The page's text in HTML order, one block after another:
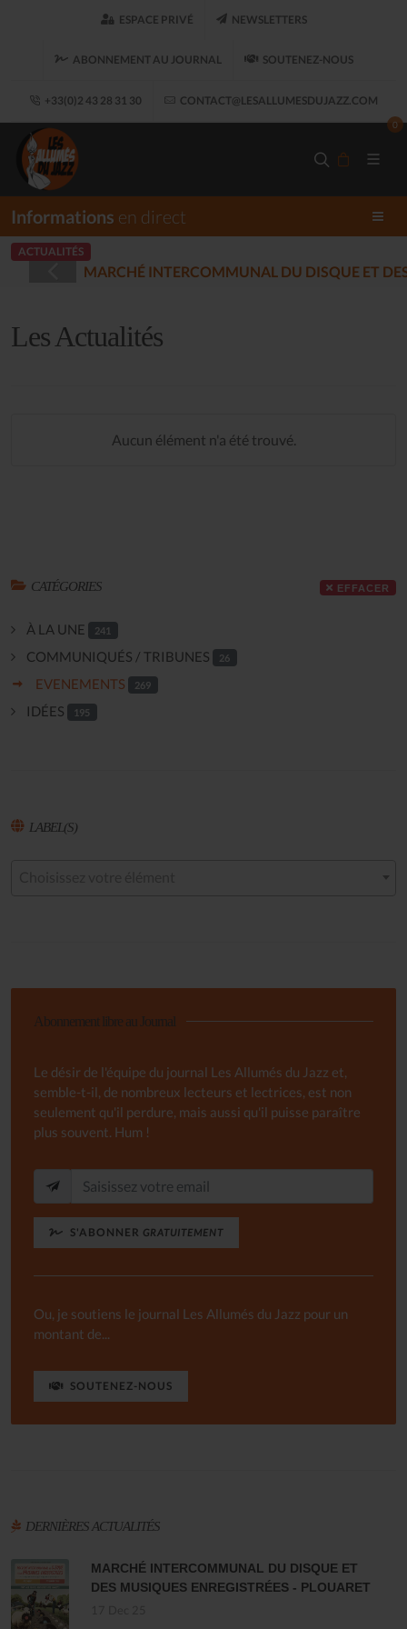
ESPACE PRIVÉ NEWSLETTERS
ABONNEMENT AU JOURNAL SOUTENEZ-NOUS
+33(0)2 43 28 31 30 CONTACT@LESALLUMESDUJAZZ.COM
0
Informations en direct
ACTUALITÉS
- PLOUARET (2025-12-17)
Les Actualités
Aucun élément n'a été trouvé.
CATÉGORIES EFFACER
À LA UNE 241
COMMUNIQUÉS / TRIBUNES 26
EVENEMENTS 269
IDÉES 195
LABEL(S)
Abonnement libre au Journal
Le désir de l'équipe du journal Les Allumés du Jazz et,
semble-t-il, de nombreux lecteurs et lectrices, est non
seulement qu'il perdure, mais aussi qu'il puisse paraître
plus souvent. Hum !
S'ABONNER GRATUITEMENT
Ou, je soutiens le journal Les Allumés du Jazz pour un
montant de...
SOUTENEZ-NOUS
DERNIÈRES ACTUALITÉS
MARCHÉ INTERCOMMUNAL DU DISQUE ET
DES MUSIQUES ENREGISTRÉES - PLOUARET